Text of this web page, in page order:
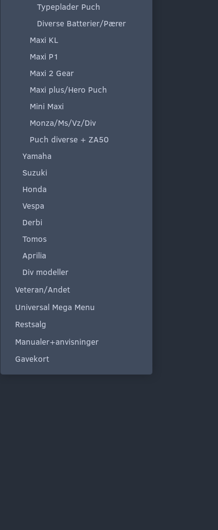
Typeplader Puch
Diverse Batterier/Pærer
Maxi KL
Maxi P1
Maxi 2 Gear
Maxi plus/Hero Puch
Mini Maxi
Monza/Ms/Vz/Div
Puch diverse + ZA50
Yamaha
Suzuki
Honda
Vespa
Derbi
Tomos
Aprilia
Div modeller
Veteran/Andet
Universal Mega Menu
Restsalg
Manualer+anvisninger
Gavekort